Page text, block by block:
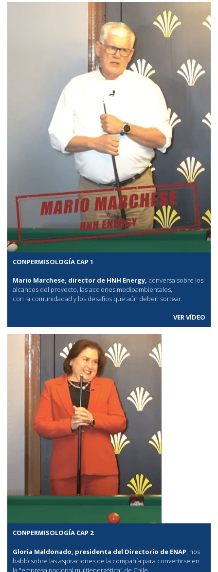
CONPERMISOLOGÍA CAP 1
Mario Marchese, director de HNH Energy, conversa sobre los
alcances del proyecto, las acciones medioambientales,
con la comunidadad y los desafíos que aún deben sortear.
VER VÍDEO
CONPERMISOLOGÍA CAP 2
Gloria Maldonado, presidenta del Directorio de ENAP, nos
habló sobre las aspiraciones de la compañía para convertirse en
la "empresa nacional multienergética" de Chile.